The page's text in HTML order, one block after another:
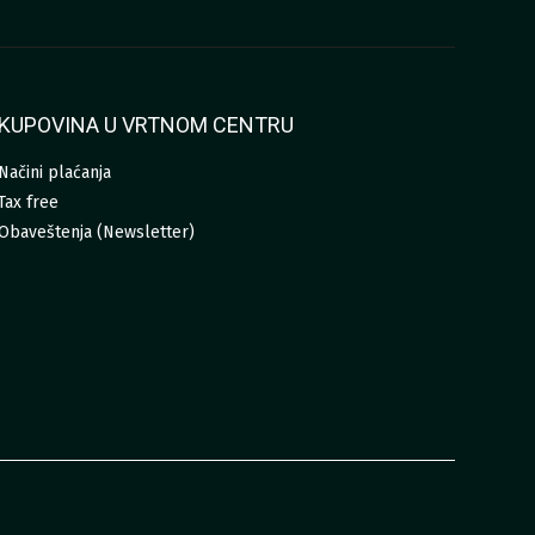
U VRTNOM CENTRU
plaćanja
free
(Newsletter)